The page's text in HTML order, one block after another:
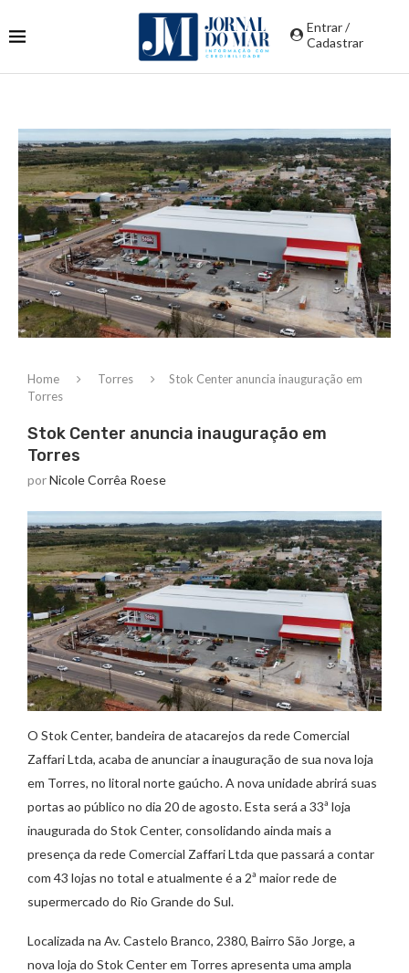
Entrar /
Cadastrar
Home Torres
Stok Center anuncia inauguração em
Torres
Stok Center anuncia inauguração em
Torres
porNicole Corrêa Roese
O Stok Center, bandeira de atacarejos da rede Comercial
Zaffari Ltda, acaba de anunciar a inauguração de sua nova loja
em Torres, no litoral norte gaúcho. A nova unidade abrirá suas
portas ao público no dia 20 de agosto. Esta será a 33ª loja
inaugurada do Stok Center, consolidando ainda mais a
presença da rede Comercial Zaffari Ltda que passará a contar
com 43 lojas no total e atualmente é a 2ª maior rede de
supermercado do Rio Grande do Sul.
Localizada na Av. Castelo Branco, 2380, Bairro São Jorge, a
nova loja do Stok Center em Torres apresenta uma ampla